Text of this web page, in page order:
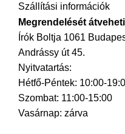
Szállítási információk
Megrendelését
Írók Boltja 1061
Andrássy út 45.
Nyitvatartás:
Hétfő-Péntek: 10:00-
Szombat: 11:00-15:00
Vasárnap: zárva